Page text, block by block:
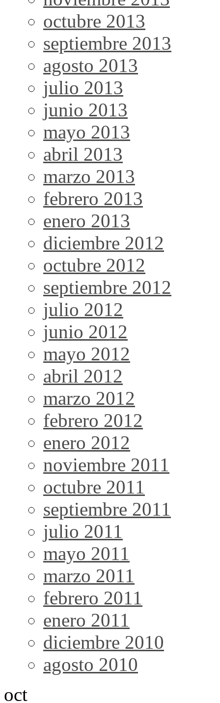
octubre 2013
septiembre 2013
agosto 2013
julio 2013
junio 2013
mayo 2013
abril 2013
marzo 2013
febrero 2013
enero 2013
diciembre 2012
octubre 2012
septiembre 2012
julio 2012
junio 2012
mayo 2012
abril 2012
marzo 2012
febrero 2012
enero 2012
noviembre 2011
octubre 2011
septiembre 2011
julio 2011
mayo 2011
marzo 2011
febrero 2011
enero 2011
diciembre 2010
agosto 2010
oct